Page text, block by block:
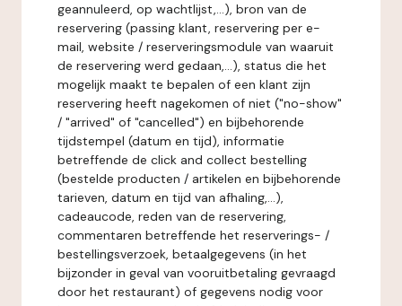
geannuleerd, op wachtlijst,...), bron van de
reservering (passing klant, reservering per e-
mail, website / reserveringsmodule van waaruit
de reservering werd gedaan,...), status die het
mogelijk maakt te bepalen of een klant zijn
reservering heeft nagekomen of niet ("no-show"
/ "arrived" of "cancelled") en bijbehorende
tijdstempel (datum en tijd), informatie
betreffende de click and collect bestelling
(bestelde producten / artikelen en bijbehorende
tarieven, datum en tijd van afhaling,...),
cadeaucode, reden van de reservering,
commentaren betreffende het reserverings- /
bestellingsverzoek, betaalgegevens (in het
bijzonder in geval van vooruitbetaling gevraagd
door het restaurant) of gegevens nodig voor